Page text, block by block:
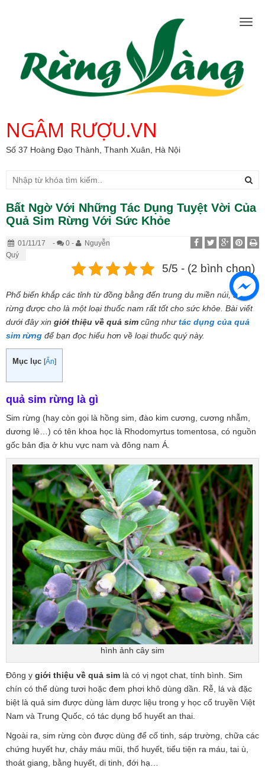
NGÂM RƯỢU.VN
Số 37 Hoàng Đạo Thành, Thanh Xuân, Hà Nội
Bất Ngờ Với Những Tác Dụng Tuyệt Vời Của
Quả Sim Rừng Với Sức Khỏe
01/11/17 - 0 -
Nguyễn
Quý
5/5 - (2 bình chọn)
Phổ biến khắp các tỉnh từ đồng bằng đến trung du miền núi, sim
rừng được cho là một loại thuốc nam rất tốt cho sức khỏe. Bài viết
dưới đây xin giới thiệu về quả sim cũng nhưtác dụng của quả
sim rừng để bạn đọc hiểu hơn về loại thuốc quý này.
Mục lục [Ẩn]
quả sim rừng là gì
Sim rừng (hay còn gọi là hồng sim, đào kim cương, cương nhẫm,
dương lê…) có tên khoa học là Rhodomyrtus tomentosa, có nguồn
gốc bản địa ở khu vực nam và đông nam Á.
hình ảnh cây sim
Đông y giới thiệu về quả sim là có vị ngọt chat, tính bình. Sim
chín có thể dùng tươi hoặc đem phơi khô dùng dần. Rễ, lá và đặc
biệt là quả sim được dùng làm dược liệu trong y học cổ truyền Việt
Nam và Trung Quốc, có tác dụng bổ huyết an thai.
Ngoài ra, sim rừng còn được dùng để cố tinh, sáp trường, chữa các
chứng huyết hư, chảy máu mũi, thổ huyết, tiểu tiện ra máu, tai ù,
thoát giang, bằng huyết, di tinh, đới hạ…